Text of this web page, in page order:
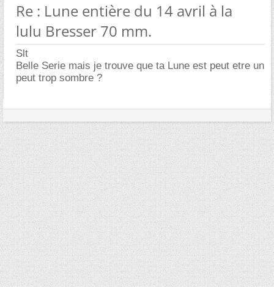
Re : Lune entière du 14 avril à la
lulu Bresser 70 mm.
Slt
Belle Serie mais je trouve que ta Lune est peut etre un
peut trop sombre ?